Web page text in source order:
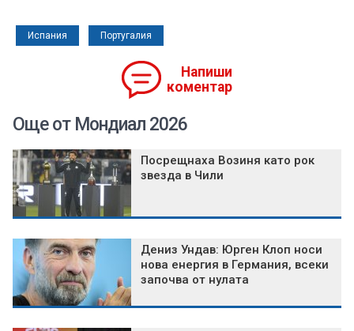
Испания Португалия
Напиши
коментар
Още от Мондиал 2026
Посрещнаха Возиня като рок
звезда в Чили
Дениз Ундав: Юрген Клоп носи
нова енергия в Германия, всеки
започва от нулата